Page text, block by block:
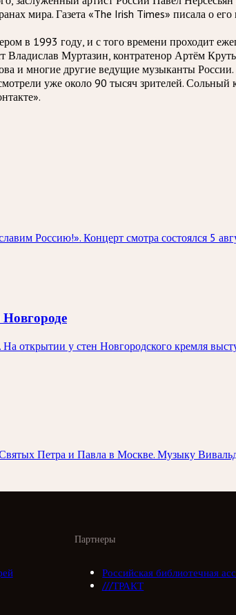
мира. Газета «The Irish Times» писала о его
в 1993 году, и с того времени проходит
Муртазин, контратенор Артём
и многие другие ведущие музыканты России.
уже около 90 тысяч зрителей.
Россию!». Концерт смотра состоялся 5
открытии у стен Новгородского кремля
Святых Петра и Павла в Москве. Музыку
Партнеры
Российская библиотечная
///ТРАКТ